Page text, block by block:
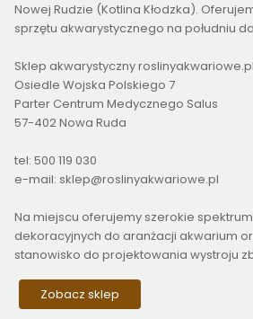
Nowej Rudzie (Kotlina Kłodzka).
sprzętu akwarystycznego na południu
Sklep akwarystyczny roslinyakwariowe.pl
Osiedle Wojska Polskiego 7
Parter Centrum Medycznego Salus
57-402 Nowa Ruda
tel: 500 119 030
e-mail: sklep@roslinyakwariowe.pl
Na miejscu oferujemy szerokie
dekoracyjnych do aranżacji akwarium
stanowisko do projektowania wystroju
Zobacz sklep